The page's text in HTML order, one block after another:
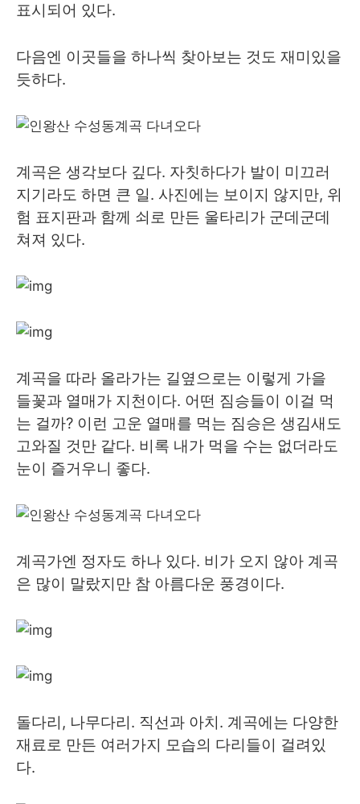
표시되어 있다.
다음엔 이곳들을 하나씩 찾아보는 것도 재미있을
듯하다.
계곡은 생각보다 깊다. 자칫하다가 발이 미끄러
지기라도 하면 큰 일. 사진에는 보이지 않지만, 위
험 표지판과 함께 쇠로 만든 울타리가 군데군데
쳐져 있다.
계곡을 따라 올라가는 길옆으로는 이렇게 가을
들꽃과 열매가 지천이다. 어떤 짐승들이 이걸 먹
는 걸까? 이런 고운 열매를 먹는 짐승은 생김새도
고와질 것만 같다. 비록 내가 먹을 수는 없더라도
눈이 즐거우니 좋다.
계곡가엔 정자도 하나 있다. 비가 오지 않아 계곡
은 많이 말랐지만 참 아름다운 풍경이다.
돌다리, 나무다리. 직선과 아치. 계곡에는 다양한
재료로 만든 여러가지 모습의 다리들이 걸려있
다.